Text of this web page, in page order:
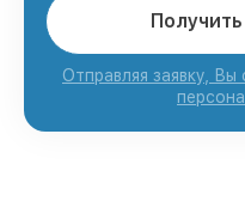
Отправляя заявку,